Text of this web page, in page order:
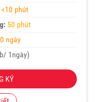
<10 phút
50 phút
ngày
1ngày)
KÝ